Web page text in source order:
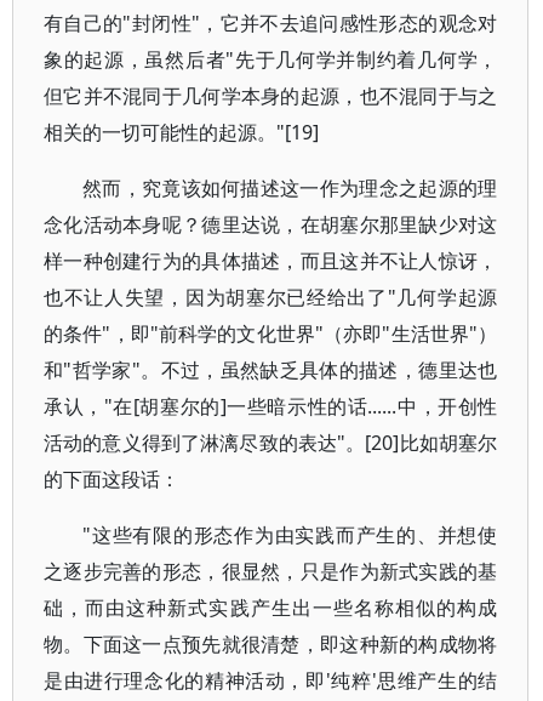
有自己的"封闭性"，它并不去追问感性形态的观念对
象的起源，虽然后者"先于几何学并制约着几何学，
但它并不混同于几何学本身的起源，也不混同于与之
相关的一切可能性的起源。"[19]
然而，究竟该如何描述这一作为理念之起源的理
念化活动本身呢？德里达说，在胡塞尔那里缺少对这
样一种创建行为的具体描述，而且这并不让人惊讶，
也不让人失望，因为胡塞尔已经给出了"几何学起源
的条件"，即"前科学的文化世界"（亦即"生活世界"）
和"哲学家"。不过，虽然缺乏具体的描述，德里达也
承认，"在[胡塞尔的]一些暗示性的话......中，开创性
活动的意义得到了淋漓尽致的表达"。[20]比如胡塞尔
的下面这段话：
"这些有限的形态作为由实践而产生的、并想使
之逐步完善的形态，很显然，只是作为新式实践的基
础，而由这种新式实践产生出一些名称相似的构成
物。下面这一点预先就很清楚，即这种新的构成物将
是由进行理念化的精神活动，即'纯粹'思维产生的结